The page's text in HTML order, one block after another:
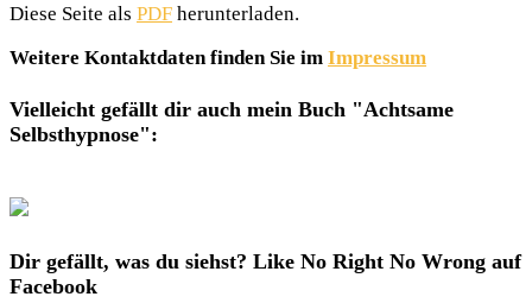
Diese Seite als PDF herunterladen.
Weitere Kontaktdaten finden Sie im Impressum
Vielleicht gefällt dir auch mein Buch "Achtsame
Selbsthypnose":
Dir gefällt, was du siehst? Like No Right No Wrong auf
Facebook